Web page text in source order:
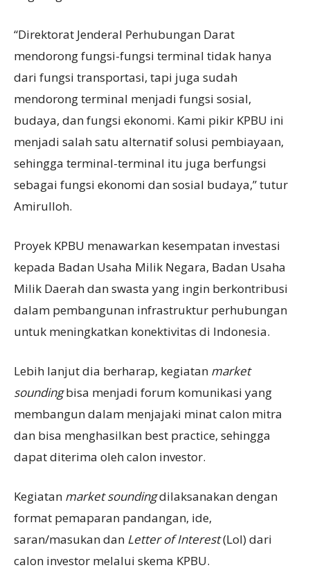
“Direktorat Jenderal Perhubungan Darat
mendorong fungsi-fungsi terminal tidak hanya
dari fungsi transportasi, tapi juga sudah
mendorong terminal menjadi fungsi sosial,
budaya, dan fungsi ekonomi. Kami pikir KPBU ini
menjadi salah satu alternatif solusi pembiayaan,
sehingga terminal-terminal itu juga berfungsi
sebagai fungsi ekonomi dan sosial budaya,” tutur
Amirulloh.
Proyek KPBU menawarkan kesempatan investasi
kepada Badan Usaha Milik Negara, Badan Usaha
Milik Daerah dan swasta yang ingin berkontribusi
dalam pembangunan infrastruktur perhubungan
untuk meningkatkan konektivitas di Indonesia.
Lebih lanjut dia berharap, kegiatan market
soundingbisa menjadi forum komunikasi yang
membangun dalam menjajaki minat calon mitra
dan bisa menghasilkan best practice, sehingga
dapat diterima oleh calon investor.
Kegiatan market soundingdilaksanakan dengan
format pemaparan pandangan, ide,
saran/masukan dan Letter ofInterest(Lol) dari
calon investor melalui skema KPBU.